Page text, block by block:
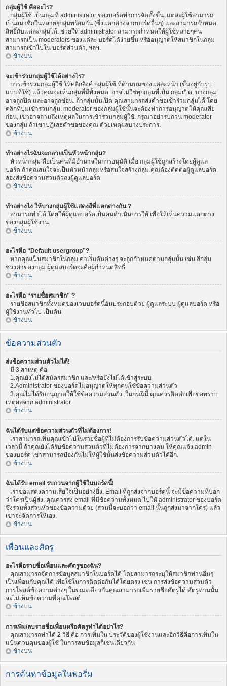
กลุ่มผู้ใช้ คืออะไร?
กลุ่มผู้ใช้ เป็นกลุ่มที่ administrator ของบอร์ดทำการจัดตั้งขึ้น. แต่ละผู้ใช้สามารถ
เป็นสมาชิกในหลายๆกลุ่มพร้อมกัน (ซึ่งแตกต่างจากบอร์ดอื่นๆ) และสามารถกำหนด
สิทธิ์กับแต่ละกลุ่มได้. ช่วยให้ administrator สามารถกำหนดให้ผู้ใช้หลายๆคน
สามารถเป็น moderators ของแต่ละ บอร์ดได้ง่ายขึ้น หรืออนุญาตให้สมาชิกในกลุ่ม
สามารถเข้าไปใน บอร์ดส่วนตัว, ฯลฯ.
ข้างบน
จะเข้าร่วมกลุ่มผู้ใช้ได้อย่างไร?
การเข้าร่วมกลุ่มผู้ใช้ ให้คลิกลิงค์ กลุ่มผู้ใช้ ที่ด้านบนของแต่ละหน้า (ขึ้นอยู่กับรูป
แบบที่ใช้) แล้วคุณจะเห็นกลุ่มที่มีทั้งหมด. อาจไม่ใช่ทุกกลุ่มที่เป็น กลุ่มเปิด, บางกลุ่ม
อาจถูกปิด และอาจถูกซ่อน. ถ้ากลุ่มนั้นเปิด คุณสามารถส่งคำขอเข้าร่วมกลุ่มได้ โดย
คลิกที่ปุ่มเข้าร่วมกลุ่ม. moderator ของกลุ่มผู้ใช้นั้นจะต้องทำการอนุญาตให้คุณเสีย
ก่อน, เขาอาจถามถึงเหตุผลในการเข้าร่วมกลุ่มผู้ใช้. กรุณาอย่ารบกวน moderator
ของกลุ่ม ถ้าเขาปฏิเสธคำขอของคุณ ด้วยเหตุผลบางประการ.
ข้างบน
ทำอย่างไรฉันจะกลายเป็นหัวหน้ากลุ่ม?
หัวหน้ากลุ่ม คือเป็นคนที่มีอำนาจในการอนุมัติ เมื่อ กลุ่มผู้ใช้ถูกสร้างโดยผู้ดูแล
บอร์ด ถ้าคุณสนใจจะเป็นหัวหน้ากลุ่มหรือสนใจสร้างกลุ่ม คุณต้องติดต่อผู้ดูแลบอร์ด
ลองส่งข้อความส่วนตัวถงผู้ดูแลบอร์ด
ข้างบน
ทำอย่างไง ให้บางกลุ่มผู้ใช้แสดงสีที่แตกต่างกัน ?
สามารถทำได้ โดยให้ผู้ดูแลบอร์ดเป็นคนดำเนินการให้ เพื่อให้เห็นความแตกต่าง
ของกลุ่มผู้ใช้งาน.
ข้างบน
อะไรคือ “Default usergroup”?
หากคุณเป็นสมาชิกในกลุ่ม ค่าเริ่มต้นต่างๆ จะถูกกำหนดตามกลุ่มนั้น เช่น สีกลุ่ม
ช่วงค่าของกลุ่ม ผู้ดูแลบอร์ดจะคือผู้กำหนดสิทธิ์
ข้างบน
อะไรคือ “รายชื่อสมาชิก” ?
รายชื่อสมาชิกทั้งหมดของเวบบอร์ดนี้อันประกอบด้วย ผู้ดูแลระบบ ผู้ดูแลบอร์ด หรือ
ผู้ใช้งานทั่วไป เป็นต้น
ข้างบน
ข้อความส่วนตัว
ส่งข้อความส่วนตัวไม่ได้!
มี 3 สาเหตุ คือ
1.คุณยังไม่ได้สมัครสมาชิก และ/หรือยังไม่ได้เข้าสู่ระบบ
2.Administrator ของบอร์ดไม่อนุญาตให้ทุกคนใช้ข้อความส่วนตัว
3.คุณไม่ได้รับอนุญาตให้ใช้ข้อความส่วนตัว. ในกรณีนี้ คุณควรติดต่อเพื่อขอทราบ
เหตุผลจาก administrator.
ข้างบน
ฉันได้รับแต่ข้อความส่วนตัวที่ไม่ต้องการ!
เราสามารถเพิ่มคุณเข้าไปในรายชื่อผู้ที่ไม่ต้องการรับข้อความส่วนตัวได้. แต่ใน
เวลานี้ ถ้าคุณยังได้รับข้อความส่วนตัวที่ไม่ต้องการจากบางคน ให้คุณแจ้ง admin
ของบอร์ด เขาสามารถป้องกันไม่ให้ผู้ใช้นั้นส่งข้อความส่วนตัวได้อีก.
ข้างบน
ฉันได้รับ email รบกวนจากผู้ใช้ในบอร์ดนี้!
เราขอแสดงความเสียใจเป็นอย่างยิ่ง. Email ที่ถูกส่งจากบอร์ดนี้ จะมีข้อความที่บอก
ว่าใครเป็นผู้ส่ง. คุณควรส่ง email ที่มีข้อความทั้งหมด ไปให้ administrator ของบอร์ด
ซึ่งรวมทั้งส่วนหัวของข้อความด้วย (ส่วนนี้จะบอกว่า email นั้นถูกส่งมาจากใคร) แล้ว
เขาจะจัดการให้เอง.
ข้างบน
เพื่อนและศัตรู
อะไรคือรายชื่อเพื่อนและศัตรูของฉัน?
คุณสามารถจัดการข้อมูลสมาชิกในบอร์ดได้ โดยสามารถระบุให้สมาชิกท่านอื่นๆ
เป็นเพื่อนกับคุณได้ เพื่อใช้ในการติดต่อกันได้โดยตรง เช่น การส่งข้อความส่วนตัว
การโพสต์ข้อความต่างๆ ในขณะเดียวกันคุณสามารถเพิ่มรายชื่อศัตรูได้ ศัตรูท่านนั้น
จะไม่เห็นข้อความที่คุณโพสต์
ข้างบน
การเพิ่ม/ลบรายชื่อเพื่อนหรือศัตรูทำได้อย่าไร?
คุณสามารถทำได้ 2 วิธี คือ การเพิ่มใน ประวัติของผู้ใช้งานและอีกวิธีคือการเพิ่มใน
แป้นควบคุมของผู้ใช้ ในการลบข้อมูลก็เช่นเดียวกัน
ข้างบน
การค้นหาข้อมูลในฟอรั่ม